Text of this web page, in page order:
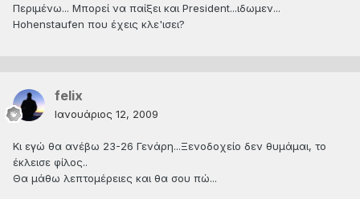
Περιμένω... Μπορεί να παίξει και President...ιδωμεν...
Hohenstaufen που έχεις κλε'ισει?
felix
Ιανουάριος 12, 2009
Κι εγώ θα ανέβω 23-26 Γενάρη...Ξενοδοχείο δεν θυμάμαι, το
έκλεισε φίλος..
Θα μάθω λεπτομέρειες και θα σου πώ...